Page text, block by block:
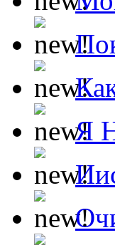
Я